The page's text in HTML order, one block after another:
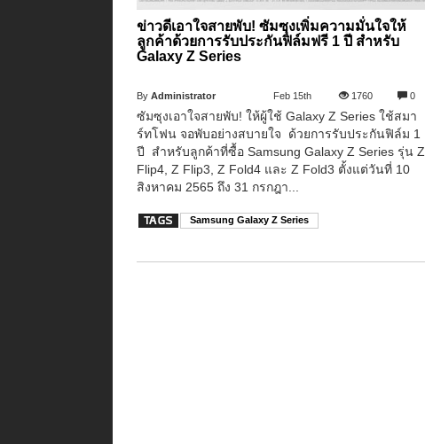
ข่าวดีเอาใจสายพับ! ซัมซุงเพิ่มความมั่นใจให้
ลูกค้าด้วยการรับประกันฟิล์มฟรี 1 ปี สำหรับ
Galaxy Z Series
ByAdministrator Feb 15th 1760 0
ซัมซุงเอาใจสายพับ! ให้ผู้ใช้ Galaxy Z Series ใช้สมา
ร์ทโฟน จอพับอย่างสบายใจ ด้วยการรับประกันฟิล์ม 1
ปี สำหรับลูกค้าที่ซื้อ Samsung Galaxy Z Series รุ่น Z
Flip4, Z Flip3, Z Fold4 และ Z Fold3 ตั้งแต่วันที่ 10
สิงหาคม 2565 ถึง 31 กรกฎา...
Samsung Galaxy Z Series